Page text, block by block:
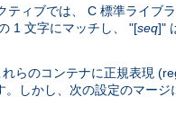
ティブでは、 C 標準ライブ
1 文字にマッチし、 "[seq]"
らのコンテナに正規表現
。しかし、次の設定のマー